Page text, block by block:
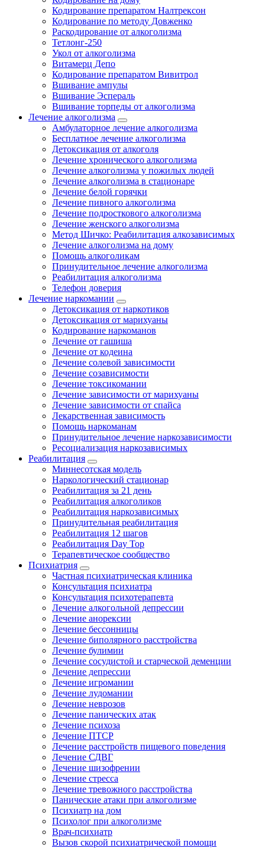
Кодирование препаратом Налтрексон
Кодирование по методу Довженко
Раскодирование от алкоголизма
Тетлонг-250
Укол от алкоголизма
Витамерц Депо
Кодирование препаратом Вивитрол
Вшивание ампулы
Вшивание Эспераль
Вшивание торпеды от алкоголизма
Лечение алкоголизма
Амбулаторное лечение алкоголизма
Бесплатное лечение алкоголизма
Детоксикация от алкоголя
Лечение хронического алкоголизма
Лечение алкоголизма у пожилых людей
Лечение алкоголизма в стационаре
Лечение белой горячки
Лечение пивного алкоголизма
Лечение подросткового алкоголизма
Лечение женского алкоголизма
Метод Шичко: Реабилитация алкозависимых
Лечение алкоголизма на дому
Помощь алкоголикам
Принудительное лечение алкоголизма
Реабилитация алкоголизма
Телефон доверия
Лечение наркомании
Детоксикация от наркотиков
Детоксикация от марихуаны
Кодирование наркоманов
Лечение от гашиша
Лечение от кодеина
Лечение солевой зависимости
Лечение созависимости
Лечение токсикомании
Лечение зависимости от марихуаны
Лечение зависимости от спайса
Лекарственная зависимость
Помощь наркоманам
Принудительное лечение наркозависимости
Ресоциализация наркозависимых
Реабилитация
Миннесотская модель
Наркологический стационар
Реабилитация за 21 день
Реабилитация алкоголиков
Реабилитация наркозависимых
Принудительная реабилитация
Реабилитация 12 шагов
Реабилитация Day Top
Терапевтическое сообщество
Психиатрия
Частная психиатрическая клиника
Консультация психиатра
Консультация психотерапевта
Лечение алкогольной депрессии
Лечение анорексии
Лечение бессонницы
Лечение биполярного расстройства
Лечение булимии
Лечение сосудистой и старческой деменции
Лечение депрессии
Лечение игромании
Лечение лудомании
Лечение неврозов
Лечение панических атак
Лечение психоза
Лечение ПТСР
Лечение расстройств пищевого поведения
Лечение СДВГ
Лечение шизофрении
Лечение стресса
Лечение тревожного расстройства
Панические атаки при алкоголизме
Психиатр на дом
Психолог при алкоголизме
Врач-психиатр
Вызов скорой психиатрической помощи